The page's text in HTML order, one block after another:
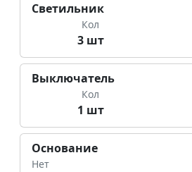
Светильник
Кол
3 шт
Выключатель
Кол
1 шт
Основание
Нет